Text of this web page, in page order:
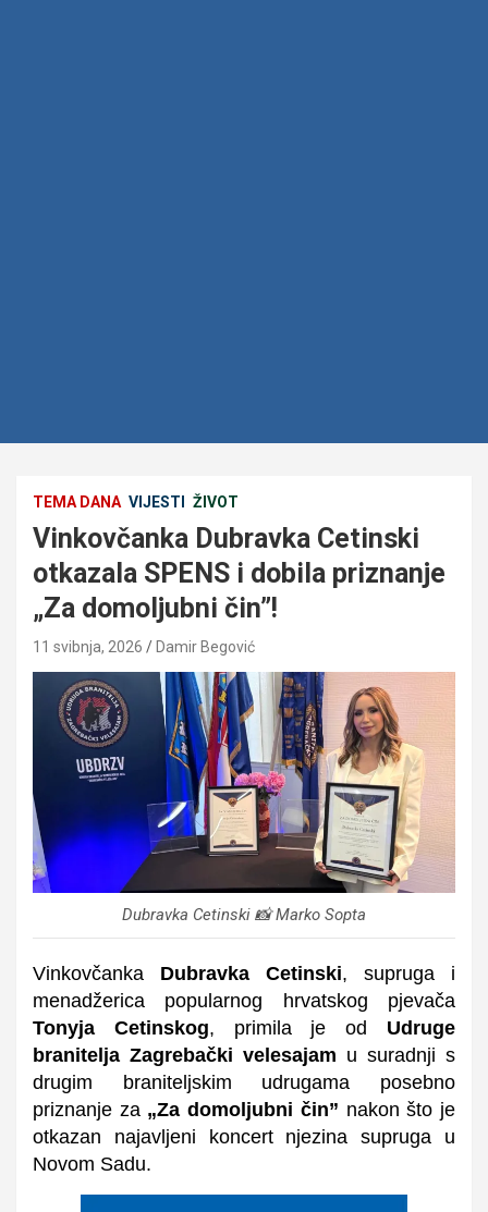
TEMA DANA VIJESTI ŽIVOT
Vinkovčanka Dubravka Cetinski
otkazala SPENS i dobila priznanje
„Za domoljubni čin”!
11 svibnja, 2026 Damir Begović
Dubravka Cetinski 📸 Marko Sopta
Vinkovčanka Dubravka Cetinski, supruga i
menadžerica popularnog hrvatskog pjevača
Tonyja Cetinskog, primila je od Udruge
branitelja Zagrebački velesajam u suradnji s
drugim braniteljskim udrugama posebno
priznanje za„Za domoljubni čin” nakon što je
otkazan najavljeni koncert njezina supruga u
Novom Sadu.